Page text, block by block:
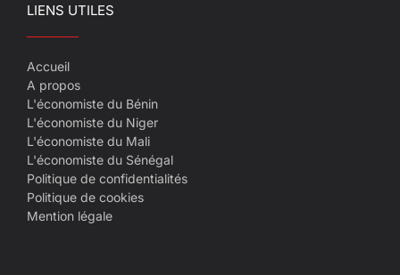
LIENS UTILES
Accueil
A propos
L'économiste du Bénin
L'économiste du Niger
L'économiste du Mali
L'économiste du Sénégal
Politique de confidentialités
Politique de cookies
Mention légale